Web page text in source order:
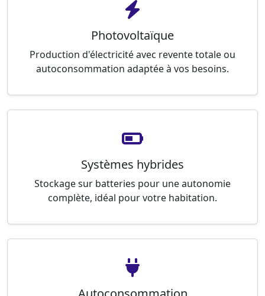
Photovoltaïque
Production d'électricité avec revente totale ou
autoconsommation adaptée à vos besoins.
Systèmes hybrides
Stockage sur batteries pour une autonomie
complète, idéal pour votre habitation.